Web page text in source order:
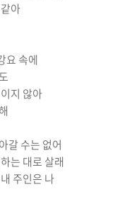
아
요 속에
지 않아
갈 수는 없어
는 대로 살래
내 주인은 나